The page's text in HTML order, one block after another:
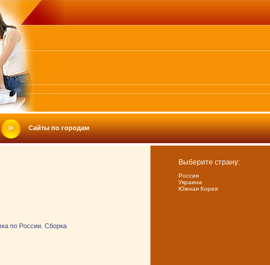
Сайты по городам
по России. Сборка
Выберите страну:
Россия
Украина
Южная Корея